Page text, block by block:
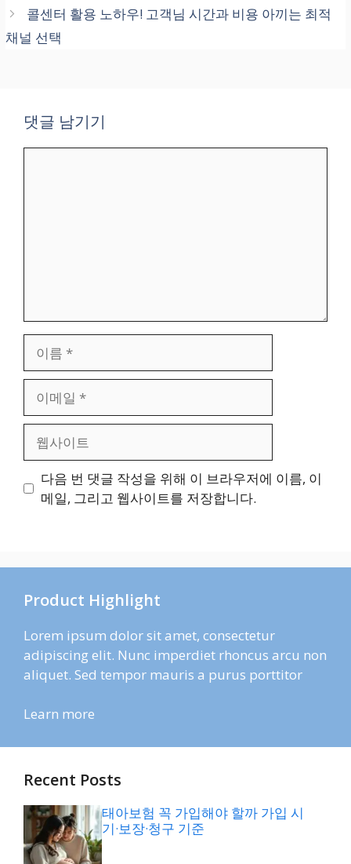
콜센터 활용 노하우! 고객님 시간과 비용 아끼는 최적
채널 선택
댓글 남기기
일
트
다음 번 댓글 작성을 위해 이 브라우저에 이름, 이
메일, 그리고 웹사이트를 저장합니다.
Product Highlight
Lorem ipsum dolor sit amet, consectetur
adipiscing elit. Nunc imperdiet rhoncus arcu non
aliquet. Sed tempor mauris a purus porttitor
Learn more
Recent Posts
태아보험 꼭 가입해야 할까 가입 시
기·보장·청구 기준